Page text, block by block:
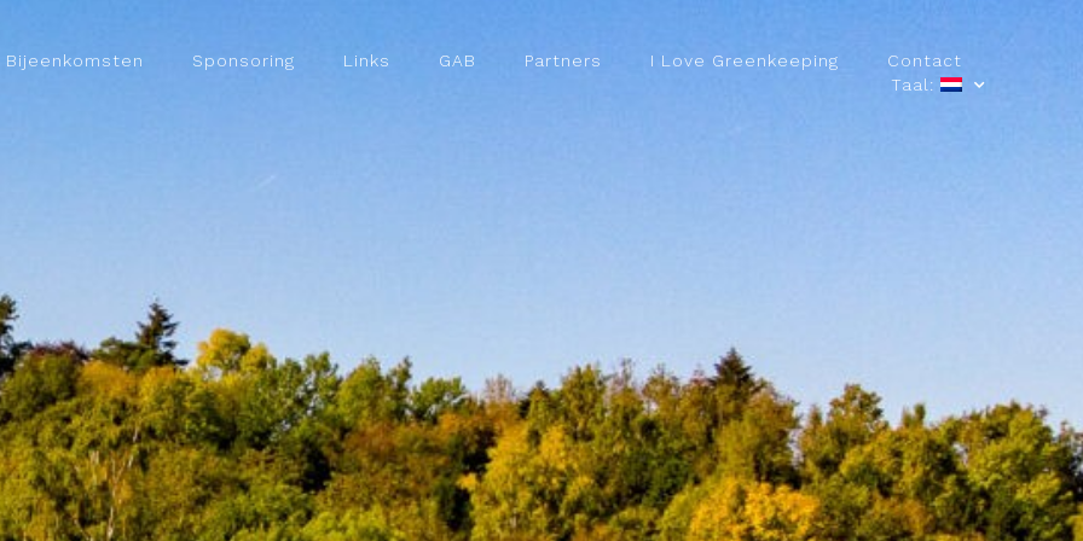
Bijeenkomsten Sponsoring Links GAB Partners I Love Greenkeeping
Contact
Taal: